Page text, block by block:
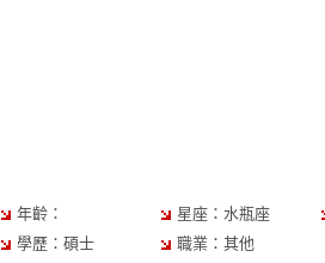
年齡：
星座：水瓶座
學歷：碩士
職業：其他